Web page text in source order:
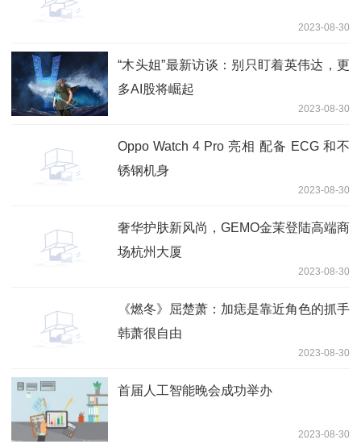
2023-08-30
“木头姐”最新访谈：别只盯着英伟达，更
多AI股将崛起
2023-08-30
Oppo Watch 4 Pro 亮相 配备 ECG 和不
锈钢机身
2023-08-30
奢华护肤新风尚，GEMO金茉登陆高端商
场杭州大厦
2023-08-30
《燃冬》屈楚萧：加痣是靠近角色的抓手
韩萧很自由
2023-08-30
首届人工智能晚会成功举办
2023-08-30